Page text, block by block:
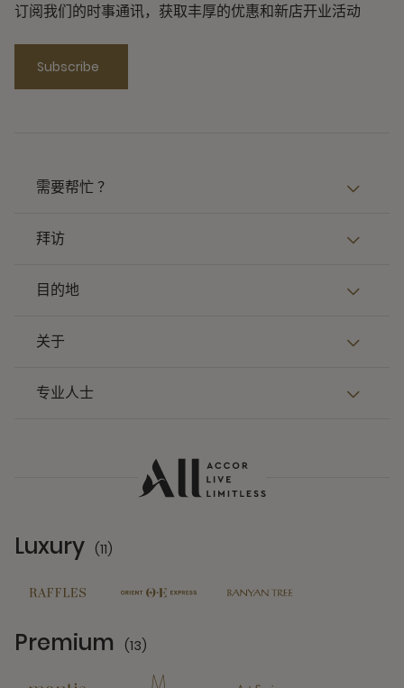
订阅我们的时事通讯，获取丰厚的优惠和新店开业活动
Subscribe
需要帮忙 ？
拜访
目的地
关于
专业人士
Luxury (11)
Premium (13)